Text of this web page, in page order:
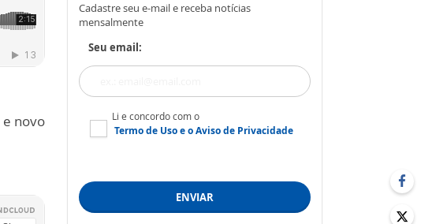
e novo
Cadastre seu e-mail e receba notícias
mensalmente
Seu email:
Li e concordo com o
Termo de Usoe oAviso de Privacidade
ENVIAR